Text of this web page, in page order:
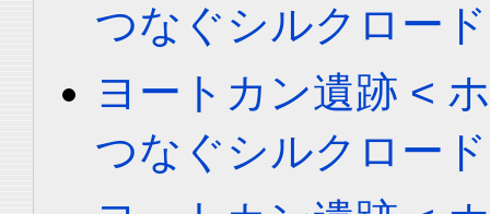
つなぐシルクロード
ヨートカン遺跡 <
つなぐシルクロード